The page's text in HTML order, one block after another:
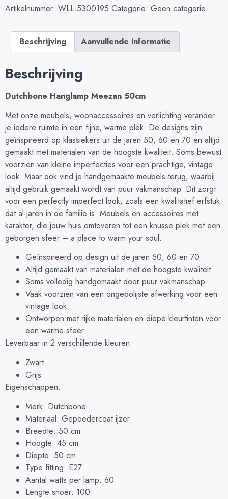
Artikelnummer: WLL-5300195 Categorie: Geen categorie
Beschrijving Aanvullende informatie
Beschrijving
Dutchbone Hanglamp Meezan 50cm
Met onze meubels, woonaccessoires en verlichting verander
je iedere ruimte in een fijne, warme plek. De designs zijn
geïnspireerd op klassiekers uit de jaren 50, 60 en 70 en altijd
gemaakt met materialen van de hoogste kwaliteit. Soms bewust
voorzien van kleine imperfecties voor een prachtige, vintage
look. Maar ook vind je handgemaakte meubels terug, waarbij
altijd gebruik gemaakt wordt van puur vakmanschap. Dit zorgt
voor een perfectly imperfect look, zoals een kwalitatief erfstuk
dat al jaren in de familie is. Meubels en accessoires met
karakter, die jouw huis omtoveren tot een knusse plek met een
geborgen sfeer – a place to warm your soul.
Geïnspireerd op design uit de jaren 50, 60 en 70
Altijd gemaakt van materialen met de hoogste kwaliteit
Soms volledig handgemaakt door puur vakmanschap
Vaak voorzien van een ongepolijste afwerking voor een
vintage look
Ontworpen met rijke materialen en diepe kleurtinten voor
een warme sfeer
Leverbaar in 2 verschillende kleuren:
Zwart
Grijs
Eigenschappen:
Merk: Dutchbone
Materiaal: Gepoedercoat ijzer
Breedte: 50 cm
Hoogte: 45 cm
Diepte: 50 cm
Type fitting: E27
Aantal watts per lamp: 60
Lengte snoer: 100